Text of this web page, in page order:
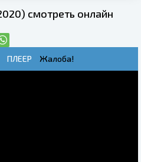
смотреть онлайн
ПЛЕЕР Жалоба!